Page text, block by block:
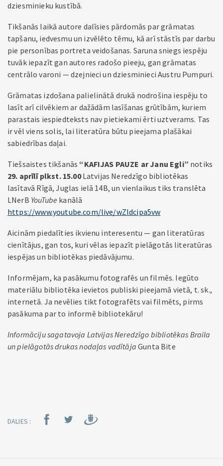
dziesminieku kustībā.
Tikšanās laikā autore dalīsies pārdomās par grāmatas
tapšanu, iedvesmu un izvēlēto tēmu, kā arī stāstīs par darbu
pie personības portreta veidošanas. Saruna sniegs iespēju
tuvāk iepazīt gan autores radošo pieeju, gan grāmatas
centrālo varoni — dzejnieci un dziesminieci Austru Pumpuri.
Grāmatas izdošana palielinātā drukā nodrošina iespēju to
lasīt arī cilvēkiem ar dažādām lasīšanas grūtībām, kuriem
parastais iespiedteksts nav pietiekami ērti uztverams. Tas
ir vēl viens solis, lai literatūra būtu pieejama plašākai
sabiedrības daļai.
Tiešsaistes tikšanās “KAFIJAS PAUZE ar Janu Egli” notiks
29. aprīlī plkst. 15.00Latvijas Neredzīgo bibliotēkas
lasītavā Rīgā, Juglas ielā 14B, un vienlaikus tiks translēta
LNerB YouTube kanālā
https://www.youtube.com/live/wZldcipa5vw
Aicinām piedalīties ikvienu interesentu — gan literatūras
cienītājus, gan tos, kuri vēlas iepazīt pielāgotās literatūras
iespējas un bibliotēkas piedāvājumu.
Informējam, ka pasākumu fotografēs un filmēs. Iegūto
materiālu bibliotēka ievietos publiski pieejamā vietā, t. sk.,
internetā. Ja nevēlies tikt fotografēts vai filmēts, pirms
pasākuma par to informē bibliotekāru!
Informāciju sagatavoja Latvijas Neredzīgo bibliotēkas Braila
un pielāgotās drukas nodaļas vadītājaGunta Bite
DALIES :